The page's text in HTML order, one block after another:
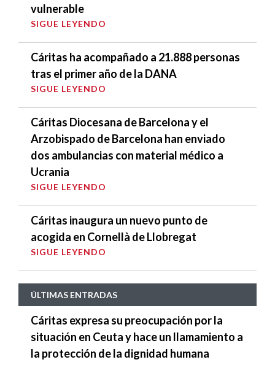
vulnerable
SIGUE LEYENDO
Cáritas ha acompañado a 21.888 personas
tras el primer año de la DANA
SIGUE LEYENDO
Cáritas Diocesana de Barcelona y el
Arzobispado de Barcelona han enviado
dos ambulancias con material médico a
Ucrania
SIGUE LEYENDO
Cáritas inaugura un nuevo punto de
acogida en Cornellà de Llobregat
SIGUE LEYENDO
ÚLTIMAS ENTRADAS
Cáritas expresa su preocupación por la
situación en Ceuta y hace un llamamiento a
la protección de la dignidad humana